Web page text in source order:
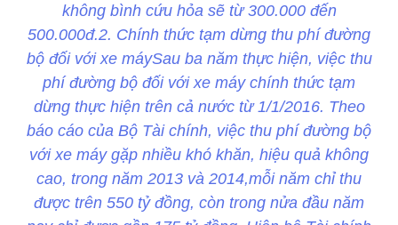
không bình cứu hỏa sẽ từ 300.000 đến
500.000đ.2. Chính thức tạm dừng thu phí đường
bộ đối với xe máySau ba năm thực hiện, việc thu
phí đường bộ đối với xe máy chính thức tạm
dừng thực hiện trên cả nước từ 1/1/2016. Theo
báo cáo của Bộ Tài chính, việc thu phí đường bộ
với xe máy gặp nhiều khó khăn, hiệu quả không
cao, trong năm 2013 và 2014,mỗi năm chỉ thu
được trên 550 tỷ đồng, còn trong nửa đầu năm